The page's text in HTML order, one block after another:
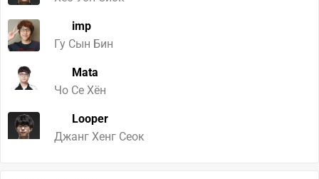
imp
Гу Сын Бин
Mata
Чо Ce Хён
Looper
Джанг Хенг Сеок